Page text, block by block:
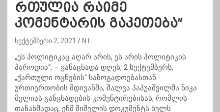
რთულია რაიმე
კომენტარის გაკეთება“
სექტემბერი 2, 2021 N.I
„ეს პოლიტიკაც აღარ არის, ეს არის პოლიტიკის
პაროდია“, – განაცხადა დღეს, 2 სექტემბერს,
„ქართული ოცნების“ საზოგადოებასთან
ურთიერთობის მდივანმა, შალვა პაპუაშვილმა ნიკა
მელიას განცხადების კომენტირებისას, რომლის
თანახმადაც, ენმ მიშელის დოკუმენტს ხელს